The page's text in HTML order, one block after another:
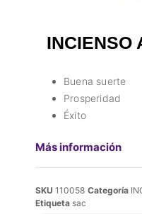
INCIENSO
Buena suerte
Prosperidad
Éxito
Más información
SKU 110058 Categoría
Etiqueta sac